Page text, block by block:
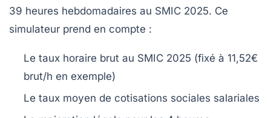
39 heures hebdomadaires au SMIC 2025. Ce
simulateur prend en compte :
Le taux horaire brut au SMIC 2025 (fixé à 11,52€
brut/h en exemple)
Le taux moyen de cotisations sociales salariales